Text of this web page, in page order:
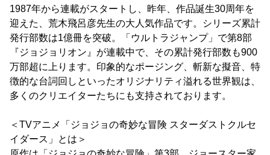
1987年から連載がスタートし、昨年、作品誕生30周年を
迎えた、荒木飛呂彦先生の大人気作品です。シリーズ累計
発行部数は1億冊を突破。「ウルトラジャンプ」で第8部
『ジョジョリオン』が連載中で、その累計発行部数も900
万部超に上ります。印象的なポージング、斬新な擬音、特
徴的な台詞回しといったオリジナリティ溢れる世界観は、
多くのクリエイターたちにも支持されております。
＜TVアニメ「ジョジョの奇妙な冒険 スターダストクルセ
イダース」とは＞